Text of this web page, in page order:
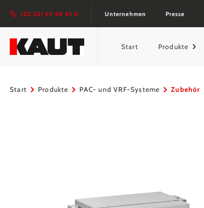
Zur Hauptnavigation springen
(02 02) 69 88 45 0 Unternehmen Presse
Start Produkte
Start Produkte PAC- und VRF-Systeme Zubehör